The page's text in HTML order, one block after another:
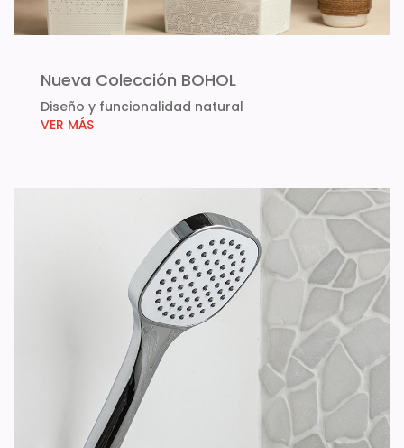
Nueva Colección BOHOL
Diseño y funcionalidad natural
VER MÁS